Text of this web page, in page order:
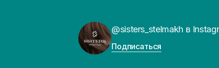
@sisters_stelmakh в
Подписаться